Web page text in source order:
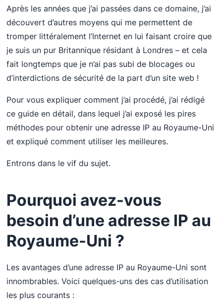
Après les années que j’ai passées dans ce domaine, j’ai
découvert d’autres moyens qui me permettent de
tromper littéralement l’Internet en lui faisant croire que
je suis un pur Britannique résidant à Londres – et cela
fait longtemps que je n’ai pas subi de blocages ou
d’interdictions de sécurité de la part d’un site web !
Pour vous expliquer comment j’ai procédé, j’ai rédigé
ce guide en détail, dans lequel j’ai exposé les pires
méthodes pour obtenir une adresse IP au Royaume-Uni
et expliqué comment utiliser les meilleures.
Entrons dans le vif du sujet.
Pourquoi avez-vous
besoin d’une adresse IP au
Royaume-Uni ?
Les avantages d’une adresse IP au Royaume-Uni sont
innombrables. Voici quelques-uns des cas d’utilisation
les plus courants :